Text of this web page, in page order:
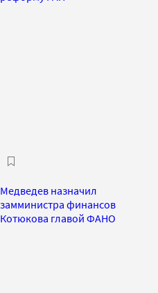
Медведев назначил
замминистра финансов
Котюкова главой ФАНО